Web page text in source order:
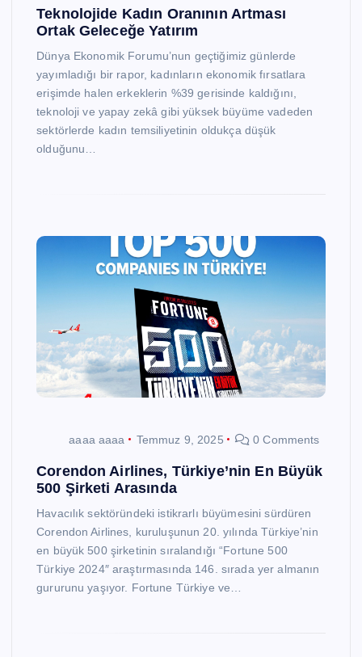
Teknolojide Kadın Oranının Artması
Ortak Geleceğe Yatırım
Dünya Ekonomik Forumu’nun geçtiğimiz günlerde
yayımladığı bir rapor, kadınların ekonomik fırsatlara
erişimde halen erkeklerin %39 gerisinde kaldığını,
teknoloji ve yapay zekâ gibi yüksek büyüme vadeden
sektörlerde kadın temsiliyetinin oldukça düşük
olduğunu…
aaaa aaaa Temmuz 9, 2025 0 Comments
Corendon Airlines, Türkiye’nin En Büyük
500 Şirketi Arasında
Havacılık sektöründeki istikrarlı büyümesini sürdüren
Corendon Airlines, kuruluşunun 20. yılında Türkiye’nin
en büyük 500 şirketinin sıralandığı “Fortune 500
Türkiye 2024″ araştırmasında 146. sırada yer almanın
gururunu yaşıyor. Fortune Türkiye ve…